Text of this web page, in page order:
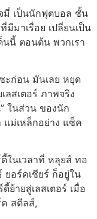
มี่ เป็นนักฟุตบอล ชั้น
มีมาเรื่อย เปลี่ยนเป็น
นนี้ ตอนต้น พวกเรา
ะก่อน มันเลย หยุด
ลสเตอร์ ภาพจริง
ในส่วน ของนัก
แม่เหล็กอย่าง แซ็ค
ในเวลาที่ หลุยส์ ทอ
ยอร์คเชียร์ ก็อยู่ใน
ย้ายสู่เลสเตอร์ เมื่อ
สตีลส์,